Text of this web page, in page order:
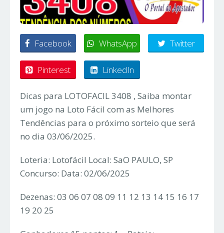
Facebook WhatsApp Twitter
Pinterest LinkedIn
Dicas para LOTOFACIL 3408 , Saiba montar
um jogo na Loto Fácil com as Melhores
Tendências para o próximo sorteio que será
no dia 03/06/2025.
Loteria: Lotofácil Local: SaO PAULO, SP
Concurso: Data: 02/06/2025
Dezenas: 03 06 07 08 09 11 12 13 14 15 16 17
19 20 25